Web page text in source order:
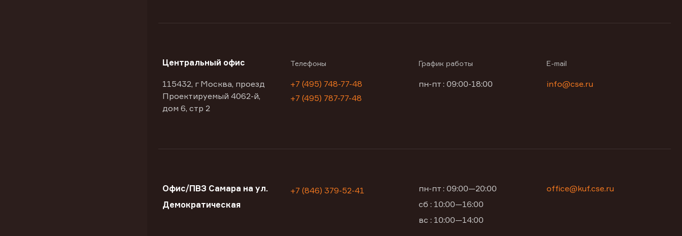
Центральный офис
115432, г Москва, проезд
Проектируемый 4062-й,
дом 6, стр 2
Телефоны
+7 (495) 748-77-48
+7 (495) 787-77-48
График работы
пн-пт : 09:00-18:00
E-mail
info@cse.ru
Офис/ПВЗ Самара на ул.
Демократическая
+7 (846) 379-52-41
пн-пт : 09:00—20:00
сб : 10:00—16:00
вс : 10:00—14:00
office@kuf.cse.ru